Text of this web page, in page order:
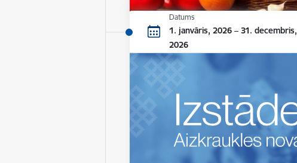
Datums
1. janvāris, 2026 – 31. decembris,
2026